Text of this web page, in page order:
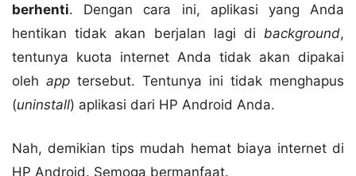
berhenti. Dengan cara ini, aplikasi yang Anda
hentikan tidak akan berjalan lagi di background,
tentunya kuota internet Anda tidak akan dipakai
oleh app tersebut. Tentunya ini tidak menghapus
(uninstall) aplikasi dari HP Android Anda.
Nah, demikian tips mudah hemat biaya internet di
HP Android. Semoga bermanfaat.